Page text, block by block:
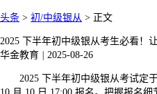
头条 > 初/中级银从 > 正文
2025 下半年初中级银从考生必看！
华金教育
2025-08-26
2025 下半年初中级银从考试定于